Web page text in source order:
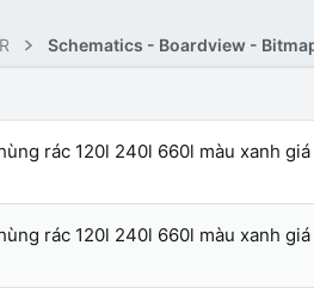
Schematics - Boardview -
rác 120l 240l 660l màu xanh
rác 120l 240l 660l màu xanh